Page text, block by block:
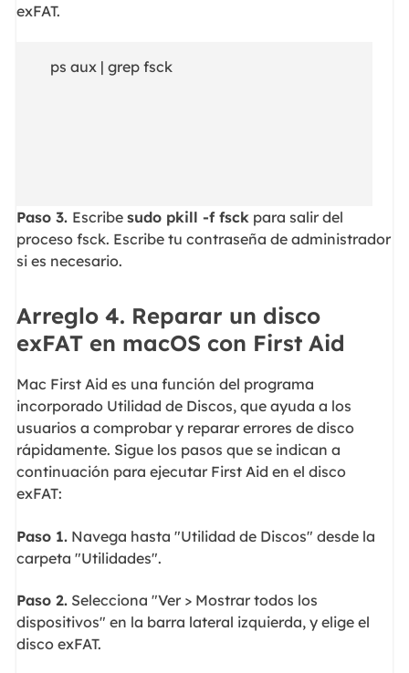
exFAT.
ps aux | grep fsck
Paso 3. Escribe sudo pkill -f fsckpara salir del
proceso fsck. Escribe tu contraseña de administrador
si es necesario.
Arreglo 4. Reparar un disco
exFAT en macOS con First Aid
Mac First Aid es una función del programa
incorporado Utilidad de Discos, que ayuda a los
usuarios a comprobar y reparar errores de disco
rápidamente. Sigue los pasos que se indican a
continuación para ejecutar First Aid en el disco
exFAT:
Paso 1.Navega hasta "Utilidad de Discos" desde la
carpeta "Utilidades".
Paso 2.Selecciona "Ver > Mostrar todos los
dispositivos" en la barra lateral izquierda, y elige el
disco exFAT.